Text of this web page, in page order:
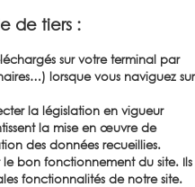
de tiers :
sur votre terminal par
lorsque vous naviguez sur
la législation en vigueur
la mise en œuvre de
des données recueillies.
le bon fonctionnement du site. Ils
fonctionnalités de notre site.